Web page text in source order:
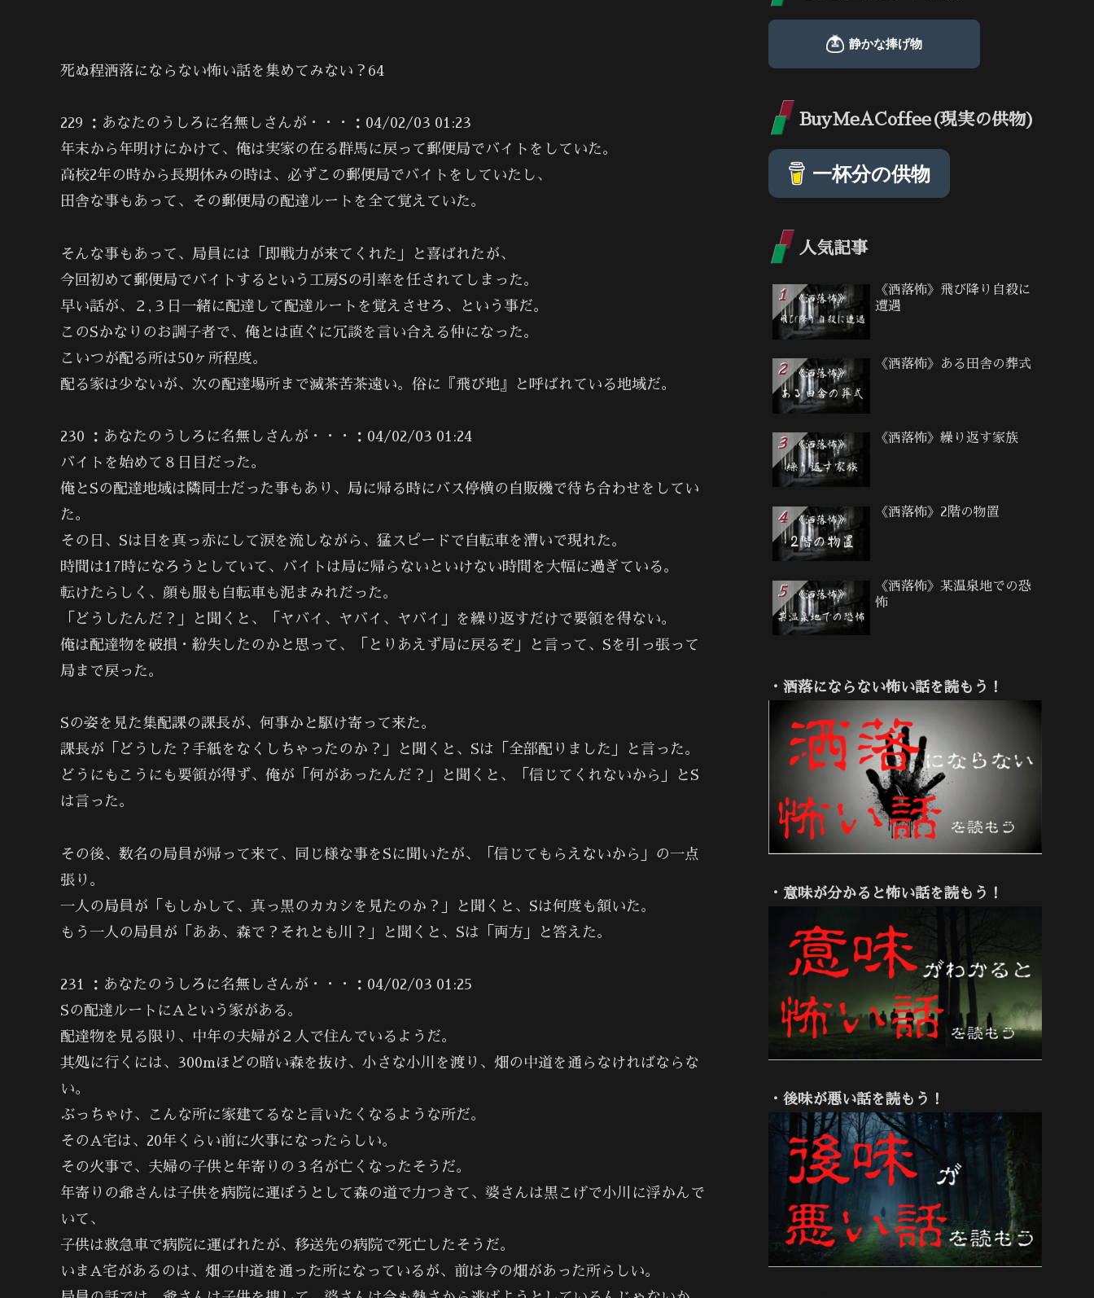
死ぬ程洒落にならない怖い話を集めてみない？64
229 ：あなたのうしろに名無しさんが・・・：04/02/03 01:23
年末から年明けにかけて、俺は実家の在る群馬に戻って郵便局でバイトをしていた。
高校2年の時から長期休みの時は、必ずこの郵便局でバイトをしていたし、
田舎な事もあって、その郵便局の配達ルートを全て覚えていた。
そんな事もあって、局員には「即戦力が来てくれた」と喜ばれたが、
今回初めて郵便局でバイトするという工房Sの引率を任されてしまった。
早い話が、２,３日一緒に配達して配達ルートを覚えさせろ、という事だ。
このSかなりのお調子者で、俺とは直ぐに冗談を言い合える仲になった。
こいつが配る所は50ヶ所程度。
配る家は少ないが、次の配達場所まで滅茶苦茶遠い。俗に『飛び地』と呼ばれている地域だ。
230 ：あなたのうしろに名無しさんが・・・：04/02/03 01:24
バイトを始めて８日目だった。
俺とSの配達地域は隣同士だった事もあり、局に帰る時にバス停横の自販機で待ち合わせをしてい
た。
その日、Sは目を真っ赤にして涙を流しながら、猛スピードで自転車を漕いで現れた。
時間は17時になろうとしていて、バイトは局に帰らないといけない時間を大幅に過ぎている。
転けたらしく、顔も服も自転車も泥まみれだった。
「どうしたんだ？」と聞くと、「ヤバイ、ヤバイ、ヤバイ」を繰り返すだけで要領を得ない。
俺は配達物を破損・紛失したのかと思って、「とりあえず局に戻るぞ」と言って、Sを引っ張って
局まで戻った。
Sの姿を見た集配課の課長が、何事かと駆け寄って来た。
課長が「どうした？手紙をなくしちゃったのか？」と聞くと、Sは「全部配りました」と言った。
どうにもこうにも要領が得ず、俺が「何があったんだ？」と聞くと、「信じてくれないから」とS
は言った。
その後、数名の局員が帰って来て、同じ様な事をSに聞いたが、「信じてもらえないから」の一点
張り。
一人の局員が「もしかして、真っ黒のカカシを見たのか？」と聞くと、Sは何度も頷いた。
もう一人の局員が「ああ、森で？それとも川？」と聞くと、Sは「両方」と答えた。
231 ：あなたのうしろに名無しさんが・・・：04/02/03 01:25
Sの配達ルートにAという家がある。
配達物を見る限り、中年の夫婦が２人で住んでいるようだ。
其処に行くには、300mほどの暗い森を抜け、小さな小川を渡り、畑の中道を通らなければならな
い。
ぶっちゃけ、こんな所に家建てるなと言いたくなるような所だ。
そのA宅は、20年くらい前に火事になったらしい。
その火事で、夫婦の子供と年寄りの３名が亡くなったそうだ。
年寄りの爺さんは子供を病院に運ぼうとして森の道で力つきて、婆さんは黒こげで小川に浮かんで
いて、
子供は救急車で病院に運ばれたが、移送先の病院で死亡したそうだ。
いまA宅があるのは、畑の中道を通った所になっているが、前は今の畑があった所らしい。
BuyMeACoffee(現実の供物)
一杯分の供物
人気記事
《洒落怖》飛び降り自殺に
遭遇
《洒落怖》ある田舎の葬式
《洒落怖》繰り返す家族
《洒落怖》2階の物置
《洒落怖》某温泉地での恐
怖
・洒落にならない怖い話を読もう！
・意味が分かると怖い話を読もう！
・後味が悪い話を読もう！